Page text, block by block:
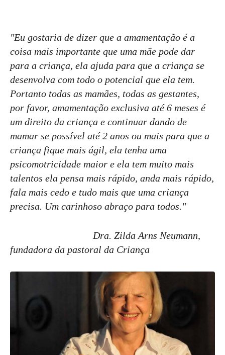
"Eu gostaria de dizer que a amamentação é a
coisa mais importante que uma mãe pode dar
para a criança, ela ajuda para que a criança se
desenvolva com todo o potencial que ela tem.
Portanto todas as mamães, todas as gestantes,
por favor, amamentação exclusiva até 6 meses é
um direito da criança e continuar dando de
mamar se possível até 2 anos ou mais para que a
criança fique mais ágil, ela tenha uma
psicomotricidade maior e ela tem muito mais
talentos ela pensa mais rápido, anda mais rápido,
fala mais cedo e tudo mais que uma criança
precisa. Um carinhoso abraço para todos."
Dra. Zilda Arns Neumann,
fundadora da pastoral da Criança